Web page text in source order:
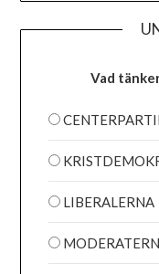
Vad
LIBERALERNA